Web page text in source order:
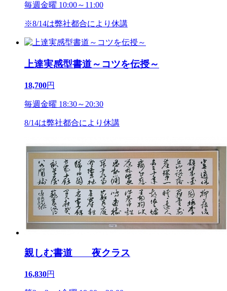
毎週金曜 10:00～11:00
※8/14は弊社都合により休講
上達実感型書道～コツを伝授～
18,700円
毎週金曜 18:30～20:30
8/14は弊社都合により休講
親しむ書道 夜クラス
16,830円